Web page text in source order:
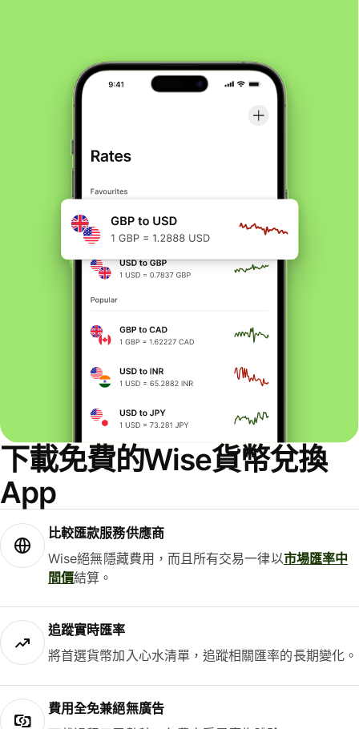
下載免費的Wise貨幣兌換
App
比較匯款服務供應商
Wise絕無隱藏費用，而且所有交易一律以市場匯率中
間價結算。
追蹤實時匯率
將首選貨幣加入心水清單，追蹤相關匯率的長期變化。
費用全免兼絕無廣告